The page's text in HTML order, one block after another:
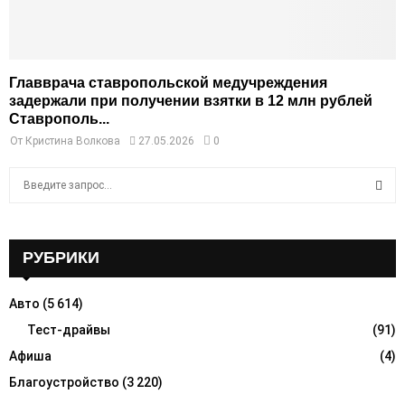
Главврача ставропольской медучреждения
задержали при получении взятки в 12 млн рублей
Ставрополь...
От Кристина Волкова 27.05.2026 0
o
R
C
РУБРИКИ
Авто (5 614)
Тест-драйвы
(91)
Афиша
(4)
Благоустройство (3 220)